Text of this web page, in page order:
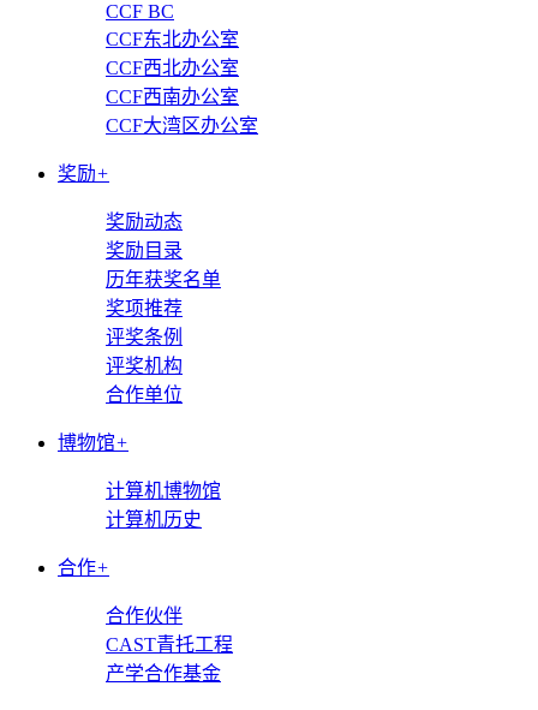
CCF BC
CCF东北办公室
CCF西北办公室
CCF西南办公室
CCF大湾区办公室
奖励+
奖励动态
奖励目录
历年获奖名单
奖项推荐
评奖条例
评奖机构
合作单位
博物馆+
计算机博物馆
计算机历史
合作+
合作伙伴
CAST青托工程
产学合作基金